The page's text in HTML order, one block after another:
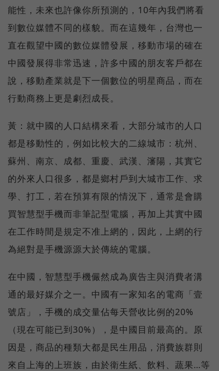
能性，未來也許像你所預測的，10年內我們將看
到數位媒體不同的樣貌。而在這幾年，台灣也一
直在觀望中國的數位媒體發展，移動市場的確在
中國發展得非常迅速，許多中國的朋友客戶都在
說，移動產業就是下一個數位的明星商品，而在
行動商務上更是劇烈成長。
黃：就中國的人口結構來看，大部分城市的人口
都是移動性的，例如比較大的二線城市：杭州、
蘇州、南京、成都、重慶、武漢、瀋陽，其實它
的外來人口很多，都是鄉村戶到大城市工作、求
學、打工，若在預算有限的情況下，通常是會購
買智慧型手機而非筆記型電腦，再加上其實中國
在工作時間是規定不准上網的，因此，上網的行
為絕對是手機源源大於傳統的電腦。
在中國，智慧型手機儼然成為廣告主與消費者溝
通的最好媒介之一。中國有一家知名的電商「壹
號店」，手機的成交量佔每天營收比例的20%
（現在可能已到30%），是中國目前最高的。原
因是，商品的種類大都是民生用品，消費族群則
來自上海的上班族，由於衛生紙、飲料、蔬果…等